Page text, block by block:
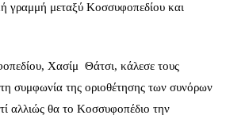
γραμμή μεταξύ Κοσσυφοπεδίου και
Χασίμ Θάτσι, κάλεσε τους
συμφωνία της οριοθέτησης των συνόρων
αλλιώς θα το Κοσσυφοπέδιο την